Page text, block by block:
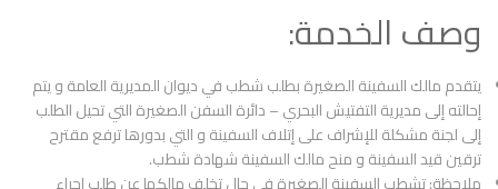
وصف الخدمة:
يتقدم مالك السفينة الصغيرة بطلب شطب في ديوان المديرية العامة و يتم
إحالته إلى مديرية التفتيش البحري – دائرة السفن الصغيرة التي تحيل الطلب
إلى لجنة مشكلة للإشراف على إتلاف السفينة و التي بدورها ترفع مقترح
ترقين قيد السفينة و منح مالك السفينة شهادة شطب.